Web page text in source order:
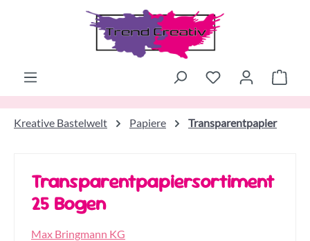
Zum Hauptinhalt springen
Kreative Bastelwelt Papiere Transparentpapier
Transparentpapiersortiment
25 Bogen
Max Bringmann KG